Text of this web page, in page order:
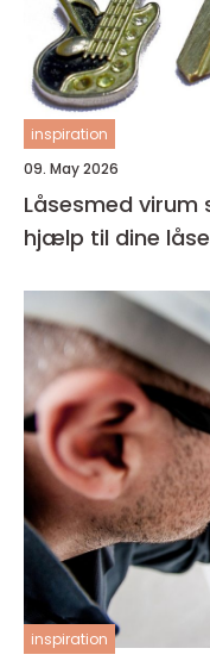
inspiration
09. May 2026
Låsesmed virum sådan vælger du den rigtige
hjælp til dine låse
inspiration